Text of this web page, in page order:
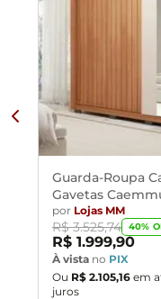
Guarda-Roupa
Gavetas
por Lojas MM
R$ 3.525,74 40%
R$ 1.999,90
À vista no PIX
Ou R$ 2.105,16 em
juros